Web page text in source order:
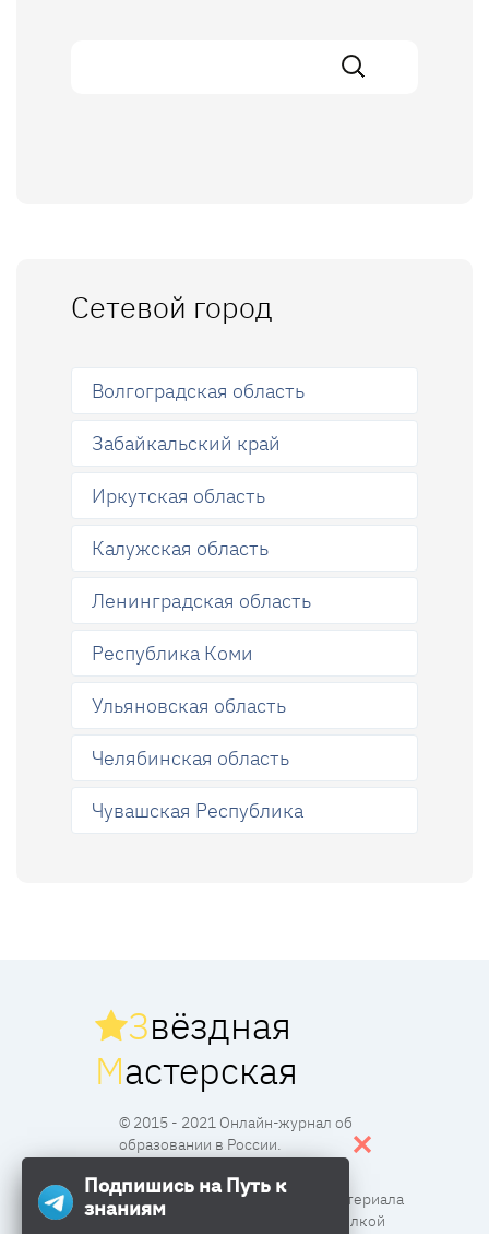
Сетевой город
Волгоградская область
Забайкальский край
Иркутская область
Калужская область
Ленинградская область
Республика Коми
Ульяновская область
Челябинская область
Чувашская Республика
Звёздная
Мастерская
© 2015 - 2021 Онлайн-журнал об
образовании в России.
Все права защищены. Перпечатка материала
разрешена с согласия редакции и ссылкой
Подпишись на Путь к
знаниям